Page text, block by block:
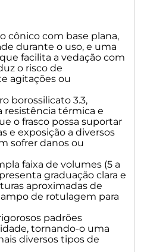
cônico com base plana,
durante o uso, e uma
facilita a vedação com
o risco de
agitações ou
borossilicato 3.3,
resistência térmica e
o frasco possa suportar
e exposição a diversos
sofrer danos ou
faixa de volumes (5 a
graduação clara e
aproximadas de
de rotulagem para
padrões
tornando-o uma
diversos tipos de